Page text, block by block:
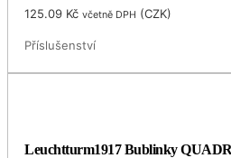
125.09 Kč včetně DPH (CZK)
Příslušenství
Leuchtturm1917 Bublinky